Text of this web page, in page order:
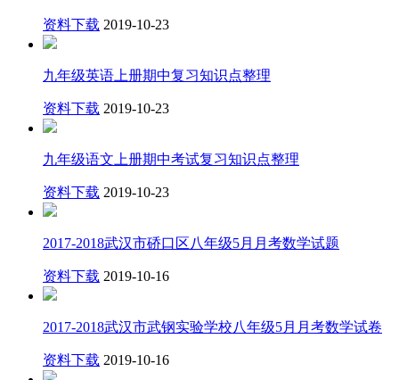
资料下载 2019-10-23
九年级英语上册期中复习知识点整理
资料下载 2019-10-23
九年级语文上册期中考试复习知识点整理
资料下载 2019-10-23
2017-2018武汉市硚口区八年级5月月考数学试题
资料下载 2019-10-16
2017-2018武汉市武钢实验学校八年级5月月考数学试卷
资料下载 2019-10-16